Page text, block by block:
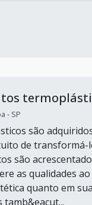
- SP
são
de transformá-
são
as qualidades
quanto em